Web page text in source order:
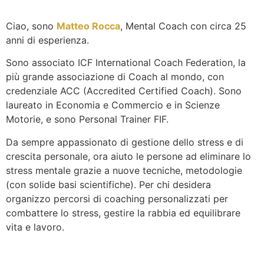
Ciao, sono Matteo Rocca, Mental Coach con circa 25
anni di esperienza.
Sono associato ICF International Coach Federation, la
più grande associazione di Coach al mondo, con
credenziale ACC (Accredited Certified Coach). Sono
laureato in Economia e Commercio e in Scienze
Motorie, e sono Personal Trainer FIF.
Da sempre appassionato di gestione dello stress e di
crescita personale, ora aiuto le persone ad eliminare lo
stress mentale grazie a nuove tecniche, metodologie
(con solide basi scientifiche). Per chi desidera
organizzo percorsi di coaching personalizzati per
combattere lo stress, gestire la rabbia ed equilibrare
vita e lavoro.